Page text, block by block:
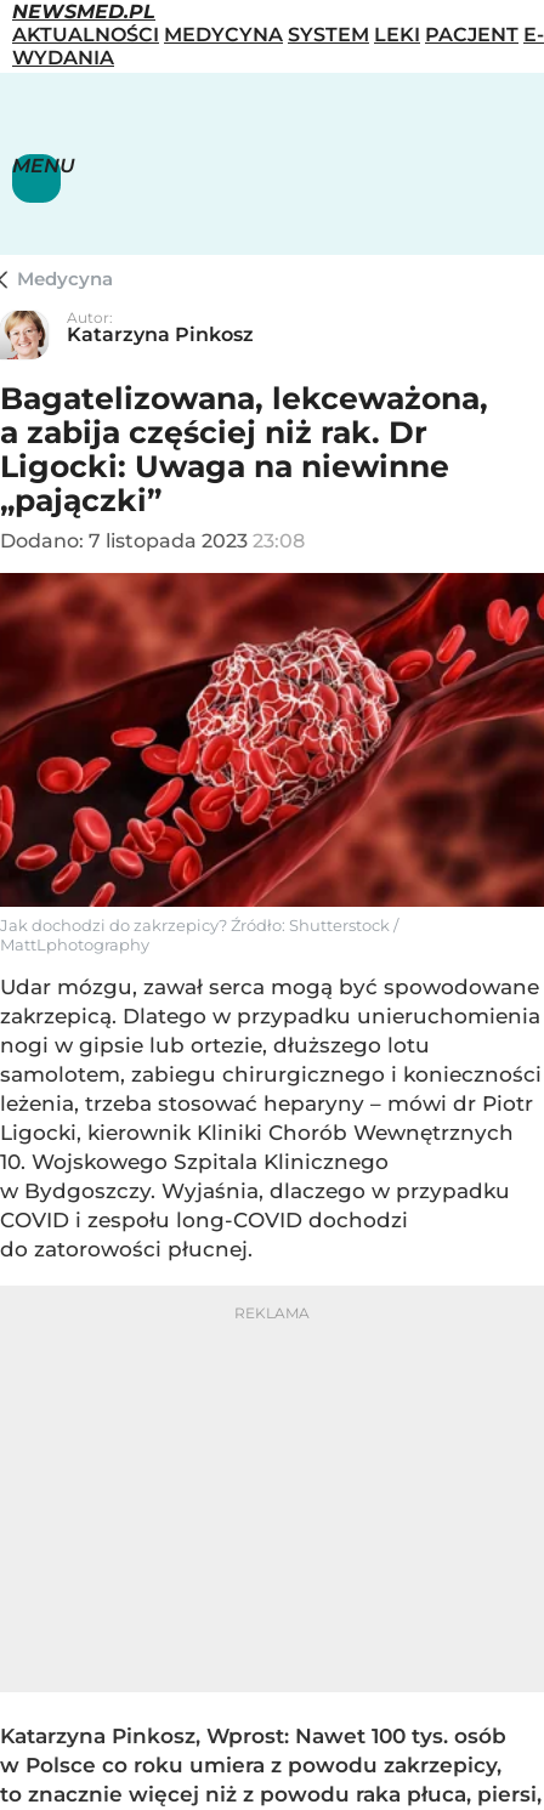
NEWSMED.PL
AKTUALNOŚCI MEDYCYNA SYSTEM LEKI PACJENT E-
WYDANIA
MENU
Medycyna
Autor:
Katarzyna Pinkosz
Bagatelizowana, lekceważona,
a zabija częściej niż rak. Dr
Ligocki: Uwaga na niewinne
„pajączki”
Dodano: 7 listopada 2023 23:08
Jak dochodzi do zakrzepicy?Źródło: Shutterstock /
MattLphotography
Udar mózgu, zawał serca mogą być spowodowane
zakrzepicą. Dlatego w przypadku unieruchomienia
nogi w gipsie lub ortezie, dłuższego lotu
samolotem, zabiegu chirurgicznego i konieczności
leżenia, trzeba stosować heparyny – mówi dr Piotr
Ligocki, kierownik Kliniki Chorób Wewnętrznych
10. Wojskowego Szpitala Klinicznego
w Bydgoszczy. Wyjaśnia, dlaczego w przypadku
COVID i zespołu long-COVID dochodzi
do zatorowości płucnej.
Katarzyna Pinkosz, Wprost: Nawet 100 tys. osób
w Polsce co roku umiera z powodu zakrzepicy,
to znacznie więcej niż z powodu raka płuca, piersi,